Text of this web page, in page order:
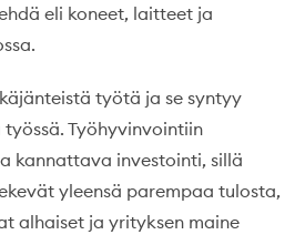
eli koneet, laitteet ja
työtä ja se syntyy
työssä. Työhyvinvointiin
kannattava investointi, sillä
yleensä parempaa tulosta,
alhaiset ja yrityksen maine